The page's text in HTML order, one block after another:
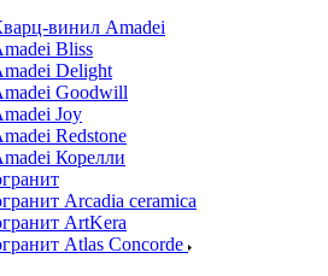
винил Amadei
Bliss
Delight
Goodwill
Joy
Redstone
Корелли
Arcadia ceramica
ArtKera
Atlas Concorde